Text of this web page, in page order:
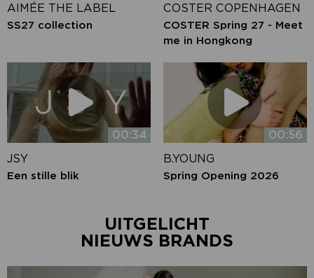
AIMÉE THE LABEL
SS27 collection
COSTER COPENHAGEN
COSTER Spring 27 - Meet
me in Hongkong
00:34
JSY
Een stille blik
00:56
B.YOUNG
Spring Opening 2026
UITGELICHT
NIEUWS BRANDS